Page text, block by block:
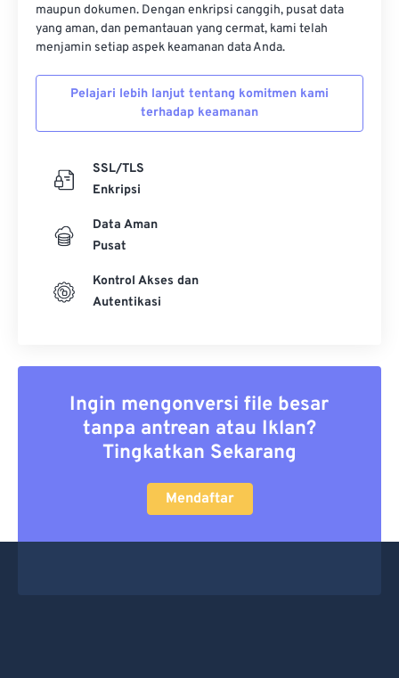
maupun dokumen. Dengan enkripsi canggih, pusat data
yang aman, dan pemantauan yang cermat, kami telah
menjamin setiap aspek keamanan data Anda.
Pelajari lebih lanjut tentang komitmen kami
terhadap keamanan
SSL/TLS
Enkripsi
Data Aman
Pusat
Kontrol Akses dan
Autentikasi
Ingin mengonversi file besar
tanpa antrean atau Iklan?
Tingkatkan Sekarang
Mendaftar